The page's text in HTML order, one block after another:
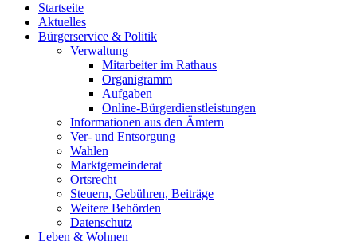
Startseite
Aktuelles
Bürgerservice & Politik
Verwaltung
Mitarbeiter im Rathaus
Organigramm
Aufgaben
Online-Bürgerdienstleistungen
Informationen aus den Ämtern
Ver- und Entsorgung
Wahlen
Marktgemeinderat
Ortsrecht
Steuern, Gebühren, Beiträge
Weitere Behörden
Datenschutz
Leben & Wohnen